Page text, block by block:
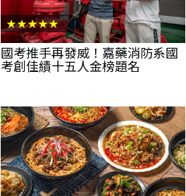
★★★★★
國考推手再發威！嘉藥消防系國
考創佳績十五人金榜題名